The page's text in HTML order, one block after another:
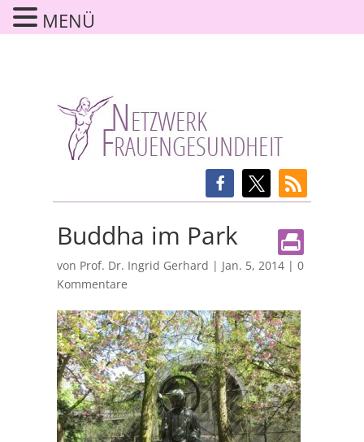
Buddha im Park
von Prof. Dr. Ingrid Gerhard | Jan. 5, 2014| 0
Kommentare
MENÜ